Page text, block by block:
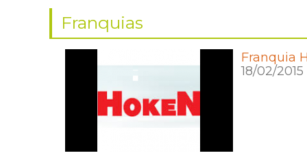
Franquias
Franquia
18/02/2015